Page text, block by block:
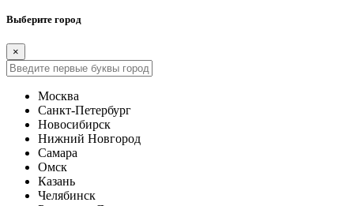
Выберите город
×
Москва
Санкт-Петербург
Новосибирск
Нижний Новгород
Самара
Омск
Казань
Челябинск